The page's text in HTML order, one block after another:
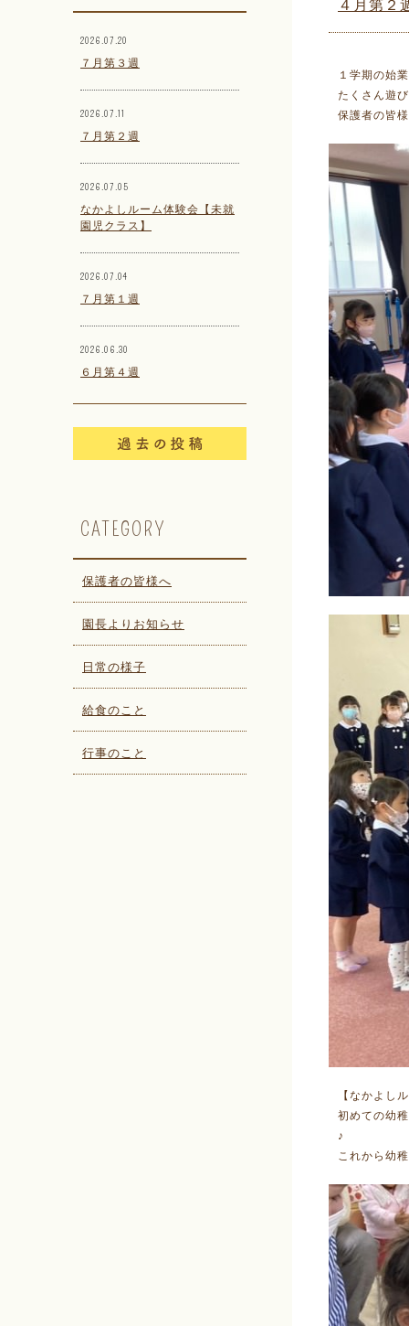
2026.07.20
７月第３週
2026.07.11
７月第２週
2026.07.05
なかよしルーム体験会【未就
園児クラス】
2026.07.04
７月第１週
2026.06.30
６月第４週
CATEGORY
保護者の皆様へ
園長よりお知らせ
日常の様子
給食のこと
行事のこと
４月第２
１学期の始
たくさん遊
保護者の皆
【なかよし
初めての幼
♪
これから幼